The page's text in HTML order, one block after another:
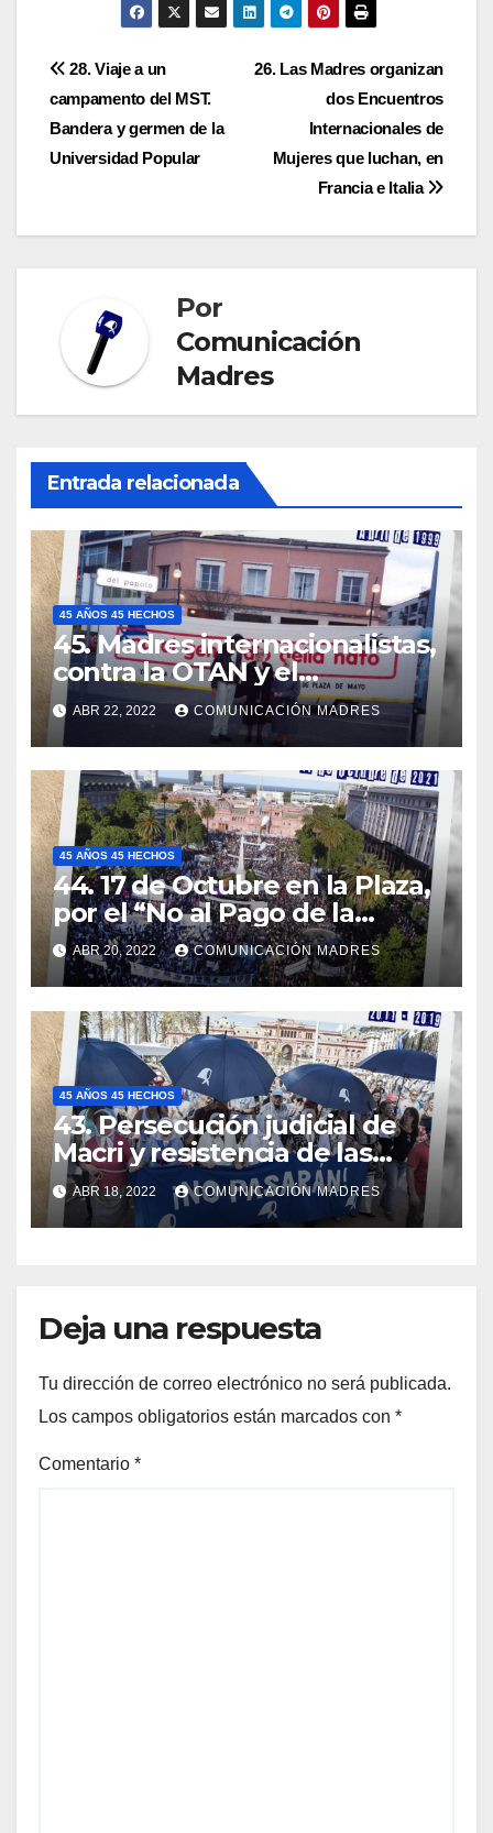
Navegación
de
entradas
26. Las Madres organizan
dos Encuentros
Internacionales de
Mujeres que luchan, en
Francia e Italia
28. Viaje a un
campamento del MST.
Bandera y germen de la
Universidad Popular
Por
Comunicación
Madres
Entrada relacionada
45 AÑOS 45 HECHOS
45. Madres internacionalistas,
contra la OTAN y el
imperialismo norteamericano
ABR 22, 2022 COMUNICACIÓN MADRES
45 AÑOS 45 HECHOS
44. 17 de Octubre en la Plaza,
por el “No al Pago de la
Deuda Externa”
ABR 20, 2022 COMUNICACIÓN MADRES
45 AÑOS 45 HECHOS
43. Persecución judicial de
Macri y resistencia de las
Madres
ABR 18, 2022 COMUNICACIÓN MADRES
Deja una respuesta
Tu dirección de correo electrónico no será publicada.
Los campos obligatorios están marcados con *
Comentario *